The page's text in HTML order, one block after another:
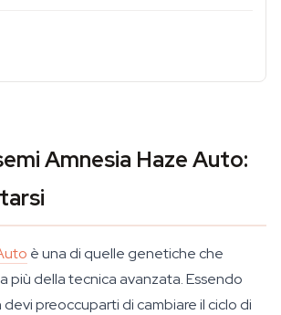
Amnesia Haze Auto:
è una di quelle genetiche che
più della tecnica avanzata. Essendo
preoccuparti di cambiare il ciclo di